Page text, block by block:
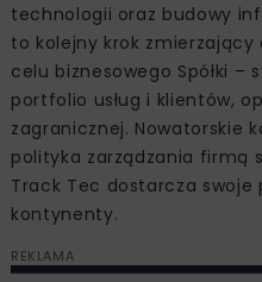
technologii oraz budowy
to kolejny krok
celu biznesowego Spółki
portfolio usług i klientów,
zagranicznej. Nowatorskie
polityka zarządzania firmą
Track Tec dostarcza swoje
kontynenty.
REKLAMA